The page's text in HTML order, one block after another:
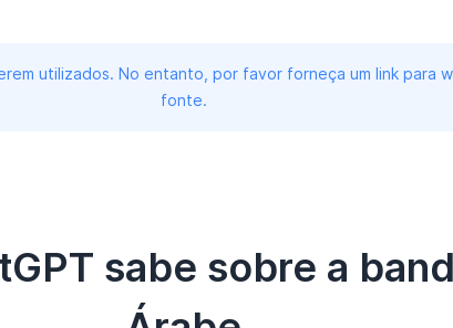
utilizados. No entanto, por favor forneça um link para
fonte.
sabe sobre a